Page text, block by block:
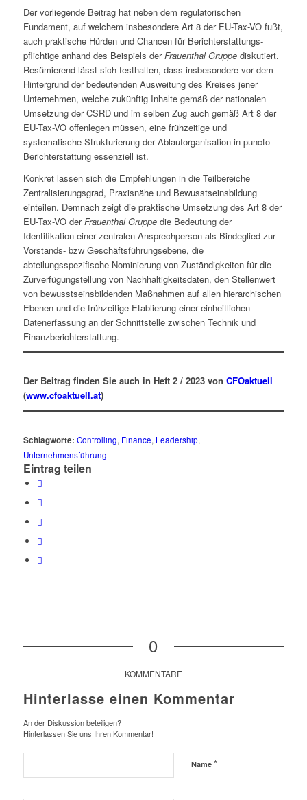
Der vorliegende Beitrag hat neben dem regulatorischen
Fundament, auf welchem insbesondere Art 8 der EU-Tax-VO fußt,
auch praktische Hürden und Chancen für Berichterstattungs­
pflichtige anhand des Beispiels derFrauenthal Gruppediskutiert.
Resümierend lässt sich festhalten, dass insbesondere vor dem
Hintergrund der bedeutenden Ausweitung des Kreises jener
Unternehmen, welche zukünftig Inhalte gemäß der nationalen
Umsetzung der CSRD und im selben Zug auch gemäß Art 8 der
EU-Tax-VO offenlegen müssen, eine frühzeitige und
systematische Strukturierung der Ablauf­organisation in puncto
Berichterstattung essenziell ist.
Konkret lassen sich die Empfehlungen in die Teilbereiche
Zentralisierungsgrad, Praxisnähe und Bewusstseins­bildung
einteilen. Demnach zeigt die praktische Umsetzung des Art 8 der
EU-Tax-VO derFrauenthal Gruppedie Bedeutung der
Identifikation einer zentralen Ansprechperson als Bindeglied zur
Vorstands- bzw Geschäftsführungsebene, die
abteilungsspezifische Nominierung von Zuständigkeiten für die
Zurverfügung­stellung von Nachhaltigkeitsdaten, den Stellen­wert
von bewusstseinsbildenden Maßnahmen auf allen hierarchischen
Ebenen und die frühzeitige Etablierung einer einheitlichen
Datenerfassung an der Schnittstelle zwischen Technik und
Finanzberichterstattung.
Der Beitrag finden Sie auch in Heft 2 / 2023 von CFOaktuell
(www.cfoaktuell.at)
Schlagworte: Controlling, Finance, Leadership,
Unternehmensführung
Eintrag teilen
0
KOMMENTARE
Hinterlasse einen Kommentar
An der Diskussion beteiligen?
Hinterlassen Sie uns Ihren Kommentar!
Name *